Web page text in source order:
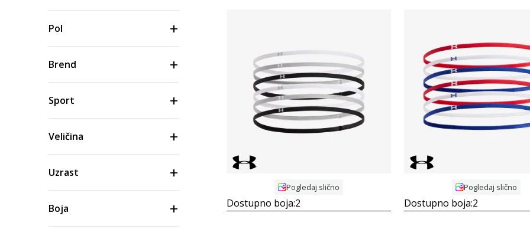
Pol
Brend
Sport
Veličina
Uzrast
Boja
Uporedi
Pogledaj slično
Dostupno boja:2
Uporedi
Pogledaj slično
Dostupno boja:2